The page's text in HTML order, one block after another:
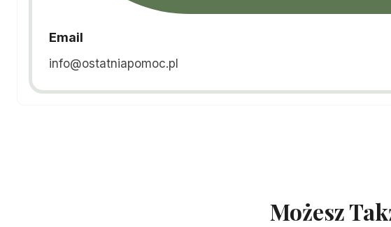
Email
info@ostatniapomoc.pl
Możesz